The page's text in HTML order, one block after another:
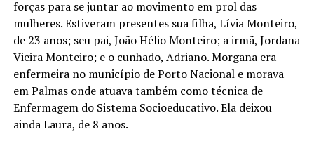
forças para se juntar ao movimento em prol das
mulheres. Estiveram presentes sua filha, Lívia Monteiro,
de 23 anos; seu pai, João Hélio Monteiro; a irmã, Jordana
Vieira Monteiro; e o cunhado, Adriano. Morgana era
enfermeira no município de Porto Nacional e morava
em Palmas onde atuava também como técnica de
Enfermagem do Sistema Socioeducativo. Ela deixou
ainda Laura, de 8 anos.